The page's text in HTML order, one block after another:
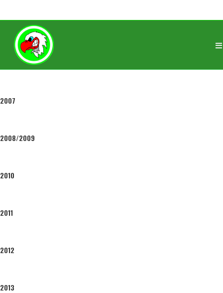
DRUŻYNY
2005/2006
2007
2008/2009
2010
2011
2012
2013